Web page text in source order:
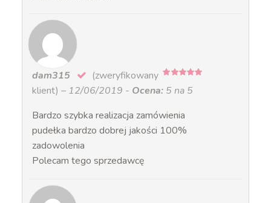
dam315
(zweryfikowany
klient) – 12/06/2019 - Ocena: 5 na 5
Bardzo szybka realizacja zamówienia
pudełka bardzo dobrej jakości 100%
zadowolenia
Polecam tego sprzedawcę